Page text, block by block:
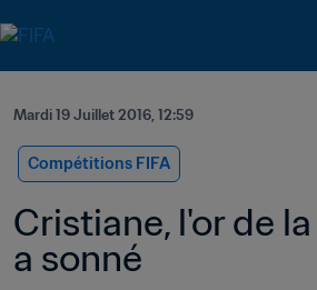
Mardi 19 Juillet 2016, 12:59
Compétitions FIFA
Cristiane, l'or de
a sonné